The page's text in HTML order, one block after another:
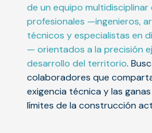
de un equipo multidisciplinar
profesionales —ingenieros,
técnicos y especialistas en
— orientados a la precisión
desarrollo del territorio.
colaboradores que
exigencia técnica y las
límites de la construcción